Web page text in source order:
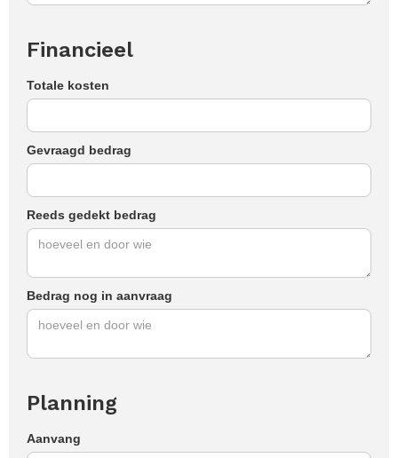
Financieel
Totale kosten
Gevraagd bedrag
Reeds gedekt bedrag
Bedrag nog in aanvraag
Planning
Aanvang